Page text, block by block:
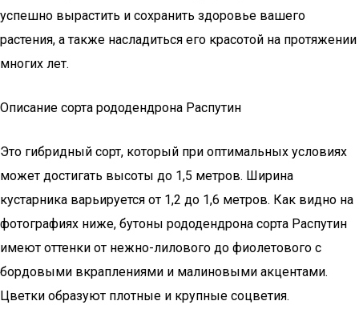
успешно вырастить и сохранить здоровье вашего
растения, а также насладиться его красотой на протяжении
многих лет.
Описание сорта рододендрона Распутин
Это гибридный сорт, который при оптимальных условиях
может достигать высоты до 1,5 метров. Ширина
кустарника варьируется от 1,2 до 1,6 метров. Как видно на
фотографиях ниже, бутоны рододендрона сорта Распутин
имеют оттенки от нежно-лилового до фиолетового с
бордовыми вкраплениями и малиновыми акцентами.
Цветки образуют плотные и крупные соцветия.